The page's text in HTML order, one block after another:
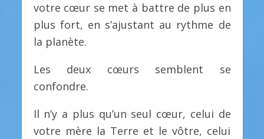
votre cœur se met à battre de plus en
plus fort, en s’ajustant au rythme de
la planète.
Les deux cœurs semblent se
confondre.
Il n’y a plus qu’un seul cœur, celui de
votre mère la Terre et le vôtre, celui